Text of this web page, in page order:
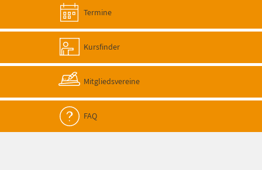
Termine
Kursfinder
Mitgliedsvereine
FAQ